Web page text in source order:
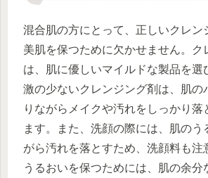
混合肌の方にとって、正しいクレン
美肌を保つために欠かせません。ク
は、肌に優しいマイルドな製品を選
激の少ないクレンジング剤は、肌の
りながらメイクや汚れをしっかり落
ます。また、洗顔の際には、肌のう
がら汚れを落とすため、洗顔料も注
うるおいを保つためには、肌の余分